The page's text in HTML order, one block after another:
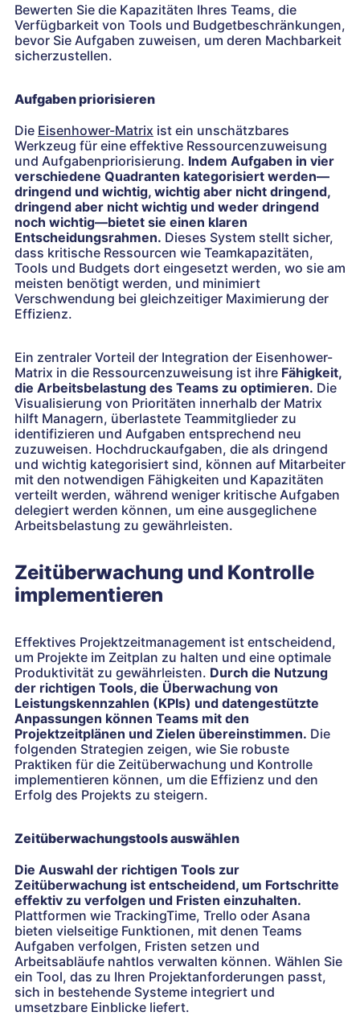
Bewerten Sie die Kapazitäten Ihres Teams, die
Verfügbarkeit von Tools und Budgetbeschränkungen,
bevor Sie Aufgaben zuweisen, um deren Machbarkeit
sicherzustellen.
Aufgaben priorisieren
Die Eisenhower-Matrix ist ein unschätzbares
Werkzeug für eine effektive Ressourcenzuweisung
und Aufgabenpriorisierung. Indem Aufgaben in vier
verschiedene Quadranten kategorisiert werden—
dringend und wichtig, wichtig aber nicht dringend,
dringend aber nicht wichtig und weder dringend
noch wichtig—bietet sie einen klaren
Entscheidungsrahmen. Dieses System stellt sicher,
dass kritische Ressourcen wie Teamkapazitäten,
Tools und Budgets dort eingesetzt werden, wo sie am
meisten benötigt werden, und minimiert
Verschwendung bei gleichzeitiger Maximierung der
Effizienz.
Ein zentraler Vorteil der Integration der Eisenhower-
Matrix in die Ressourcenzuweisung ist ihre Fähigkeit,
die Arbeitsbelastung des Teams zu optimieren. Die
Visualisierung von Prioritäten innerhalb der Matrix
hilft Managern, überlastete Teammitglieder zu
identifizieren und Aufgaben entsprechend neu
zuzuweisen. Hochdruckaufgaben, die als dringend
und wichtig kategorisiert sind, können auf Mitarbeiter
mit den notwendigen Fähigkeiten und Kapazitäten
verteilt werden, während weniger kritische Aufgaben
delegiert werden können, um eine ausgeglichene
Arbeitsbelastung zu gewährleisten.
Zeitüberwachung und Kontrolle
implementieren
Effektives Projektzeitmanagement ist entscheidend,
um Projekte im Zeitplan zu halten und eine optimale
Produktivität zu gewährleisten. Durch die Nutzung
der richtigen Tools, die Überwachung von
Leistungskennzahlen (KPIs) und datengestützte
Anpassungen können Teams mit den
Projektzeitplänen und Zielen übereinstimmen. Die
folgenden Strategien zeigen, wie Sie robuste
Praktiken für die Zeitüberwachung und Kontrolle
implementieren können, um die Effizienz und den
Erfolg des Projekts zu steigern.
Zeitüberwachungstools auswählen
Die Auswahl der richtigen Tools zur
Zeitüberwachung ist entscheidend, um Fortschritte
effektiv zu verfolgen und Fristen einzuhalten.
Plattformen wie TrackingTime, Trello oder Asana
bieten vielseitige Funktionen, mit denen Teams
Aufgaben verfolgen, Fristen setzen und
Arbeitsabläufe nahtlos verwalten können. Wählen Sie
ein Tool, das zu Ihren Projektanforderungen passt,
sich in bestehende Systeme integriert und
umsetzbare Einblicke liefert.